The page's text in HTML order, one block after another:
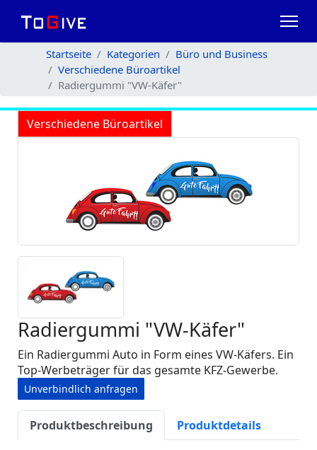
Startseite Kategorien
Büro und Business
Verschiedene Büroartikel
Radiergummi "VW-Käfer"
Verschiedene Büroartikel
Radiergummi "VW-Käfer"
Ein Radiergummi Auto in Form eines VW-Käfers. Ein
Top-Werbeträger für das gesamte KFZ-Gewerbe.
Unverbindlich anfragen
Produktbeschreibung Produktdetails